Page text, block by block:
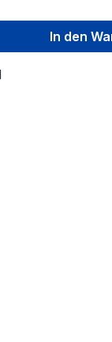
denIn den